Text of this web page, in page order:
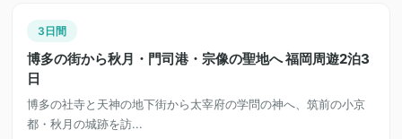
3日間
博多の街から秋月・門司港・宗像の聖地へ 福岡周遊2泊3
日
博多の社寺と天神の地下街から太宰府の学問の神へ、筑前の小京
都・秋月の城跡を訪...